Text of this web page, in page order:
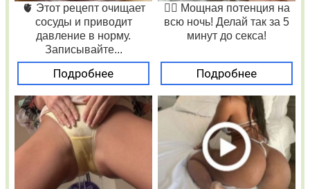
🫀 Этот рецепт очищает
сосуды и приводит
давление в норму.
Записывайте...
Подробнее
❤️‍🔥 Мощная потенция на
всю ночь! Делай так за 5
минут до секса!
Подробнее